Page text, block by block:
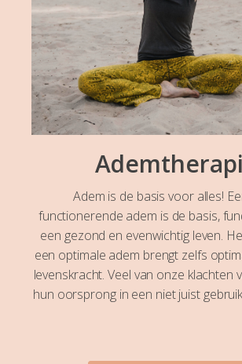
Adem is de basis voor alles!
functionerende adem is de basis,
een gezond en evenwichtig leven.
een optimale adem brengt zelfs
levenskracht. Veel van onze klachten
hun oorsprong in een niet juist